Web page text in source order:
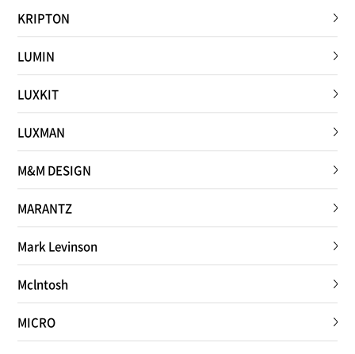
KRIPTON
LUMIN
LUXKIT
LUXMAN
M&M DESIGN
MARANTZ
Mark Levinson
Mclntosh
MICRO